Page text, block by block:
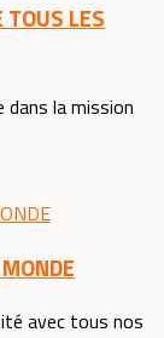
TOUS LES
la mission
avec tous nos